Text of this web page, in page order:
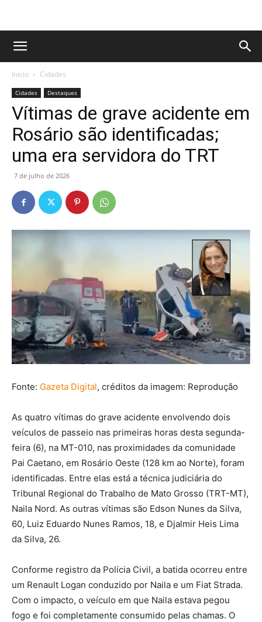
Início Cidades
Cidades Destaques
Vítimas de grave acidente em
Rosário são identificadas;
uma era servidora do TRT
7 de julho de 2026
Fonte: Gazeta Digital, créditos da imagem: Reprodução
As quatro vítimas do grave acidente envolvendo dois
veículos de passeio nas primeiras horas desta segunda-
feira (6), na MT-010, nas proximidades da comunidade
Pai Caetano, em Rosário Oeste (128 km ao Norte), foram
identificadas. Entre elas está a técnica judiciária do
Tribunal Regional do Trabalho de Mato Grosso (TRT-MT),
Naila Nord. As outras vítimas são Edson Nunes da Silva,
60, Luiz Eduardo Nunes Ramos, 18, e Djalmir Heis Lima
da Silva, 26.
Conforme registro da Polícia Civil, a batida ocorreu entre
um Renault Logan conduzido por Naila e um Fiat Strada.
Com o impacto, o veículo em que Naila estava pegou
fogo e foi completamente consumido pelas chamas. O